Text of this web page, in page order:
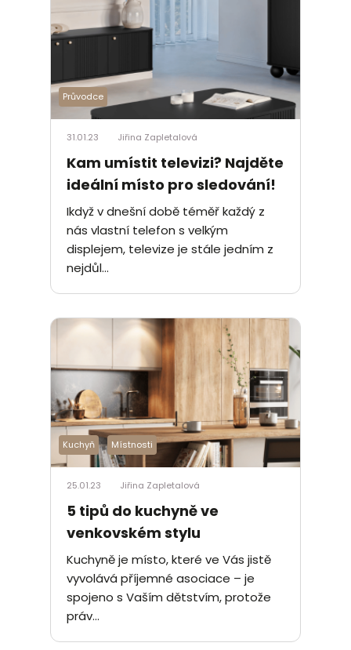
Průvodce
31.01.23 Jiřina Zapletalová
Kam umístit televizi? Najděte
ideální místo pro sledování!
Ikdyž v dnešní době téměř každý z
nás vlastní telefon s velkým
displejem, televize je stále jedním z
nejdůl...
Kuchyň Místnosti
25.01.23 Jiřina Zapletalová
5 tipů do kuchyně ve
venkovském stylu
Kuchyně je místo, které ve Vás jistě
vyvolává příjemné asociace – je
spojeno s Vaším dětstvím, protože
práv...